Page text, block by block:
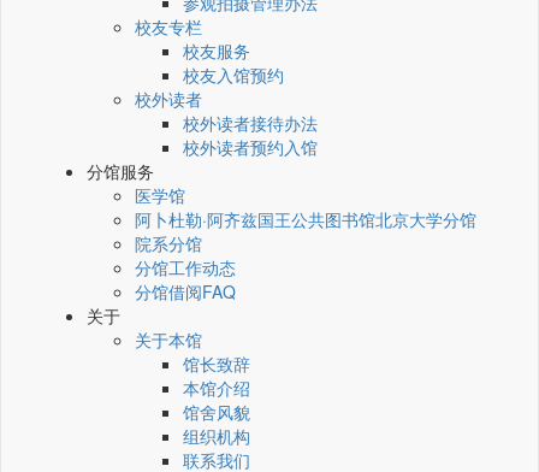
校友专栏
校友服务
校友入馆预约
校外读者
校外读者接待办法
校外读者预约入馆
分馆服务
医学馆
阿卜杜勒·阿齐兹国王公共图书馆北京大学分馆
院系分馆
分馆工作动态
分馆借阅FAQ
关于
关于本馆
馆长致辞
本馆介绍
馆舍风貌
组织机构
联系我们